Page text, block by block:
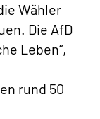
Wähler
Die AfD
Leben“,
rund 50